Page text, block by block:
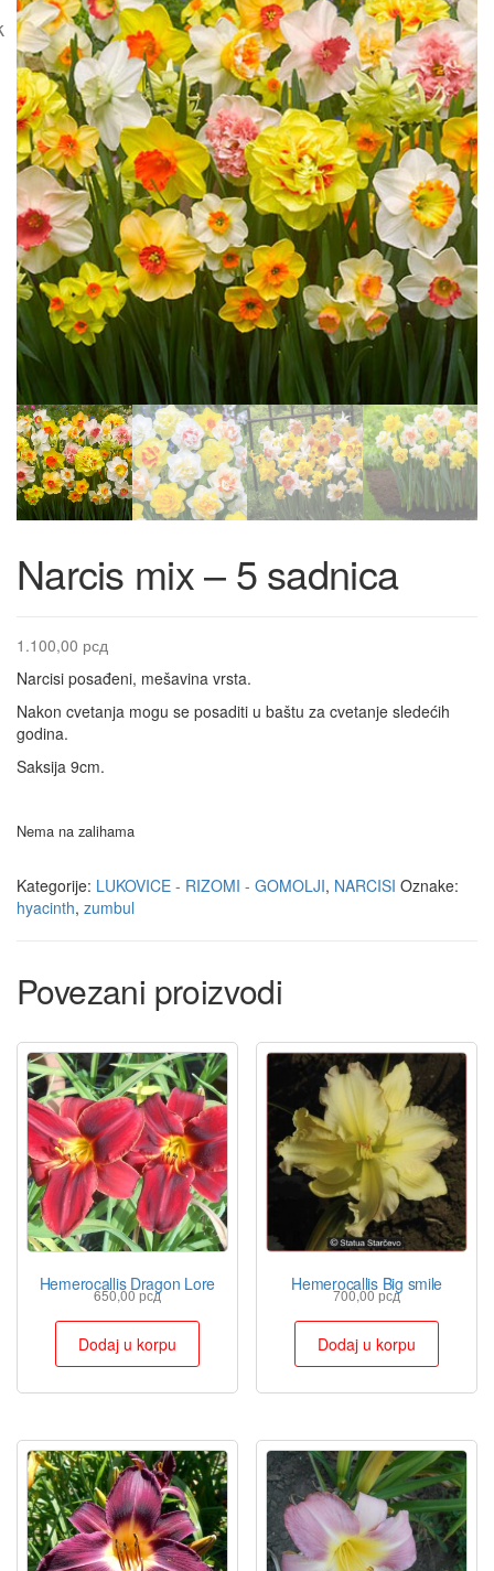
Narcis mix – 5 sadnica
1.100,00 рсд
Narcisi posađeni, mešavina vrsta.
Nakon cvetanja mogu se posaditi u baštu za cvetanje sledećih
godina.
Saksija 9cm.
Nema na zalihama
Kategorije: LUKOVICE - RIZOMI - GOMOLJI, NARCISI Oznake:
hyacinth, zumbul
Povezani proizvodi
Hemerocallis Dragon Lore
650,00рсд
Dodaj u korpu
Hemerocallis Big smile
700,00рсд
Dodaj u korpu